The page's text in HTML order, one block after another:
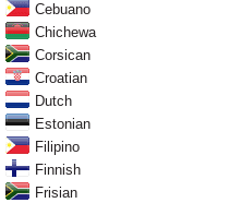
Cebuano
Chichewa
Corsican
Croatian
Dutch
Estonian
Filipino
Finnish
Frisian